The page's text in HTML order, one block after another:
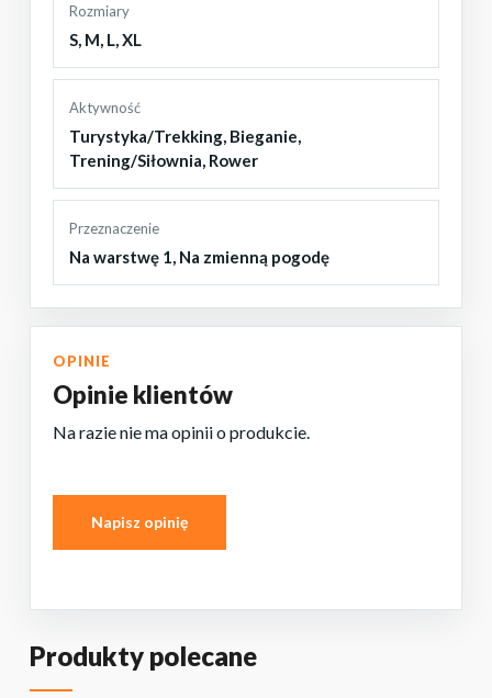
Rozmiary
S, M, L,XL
Aktywność
Turystyka/Trekking, Bieganie,
Trening/Siłownia, Rower
Przeznaczenie
Na warstwę 1, Na zmienną pogodę
OPINIE
Opinie klientów
Na razie nie ma opinii o produkcie.
Napisz opinię
Produkty polecane